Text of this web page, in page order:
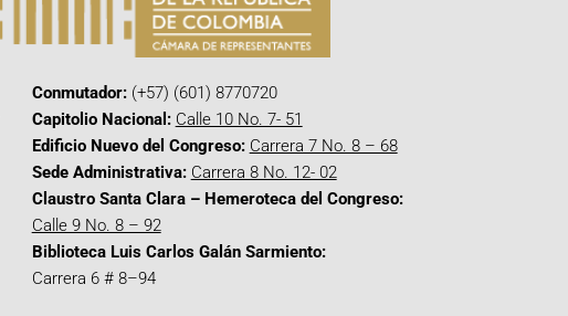
Conmutador:(+57) (601) 8770720
Capitolio Nacional: Calle 10 No. 7- 51
Edificio Nuevo del Congreso: Carrera 7 No. 8 – 68
Sede Administrativa: Carrera 8 No. 12- 02
Claustro Santa Clara – Hemeroteca del Congreso:
Calle 9 No. 8 – 92
Biblioteca Luis Carlos Galán Sarmiento:
Carrera 6 # 8–94